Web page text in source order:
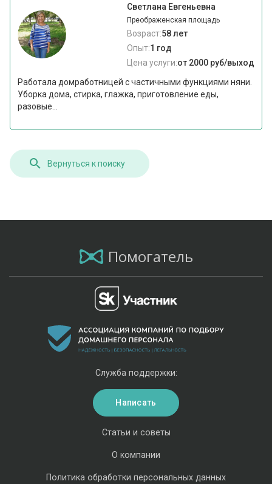
Светлана Евгеньевна
Преображенская площадь
Возраст:58 лет
Опыт:1 год
Цена услуги:от 2000 руб/выход
Работала домработницей с частичными функциями няни.
Уборка дома, стирка, глажка, приготовление еды,
разовые...
Вернуться к поиску
Помогатель
Статьи и советы
О компании
Политика обработки персональных данных
Служба поддержки:
Написать